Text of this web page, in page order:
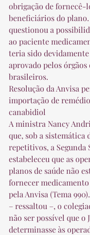
obrigação de fornecê-
beneficiários do
questionou a
ao paciente
teria sido
aprovado pelos
brasileiros.
Resolução da Anvisa
importação de
canabidiol
A ministra Nancy
que, sob a sistemática
repetitivos, a Segunda
estabeleceu que as
planos de saúde não
fornecer
pela Anvisa (Tema
– ressaltou –, o
não ser possível que o
determinasse às